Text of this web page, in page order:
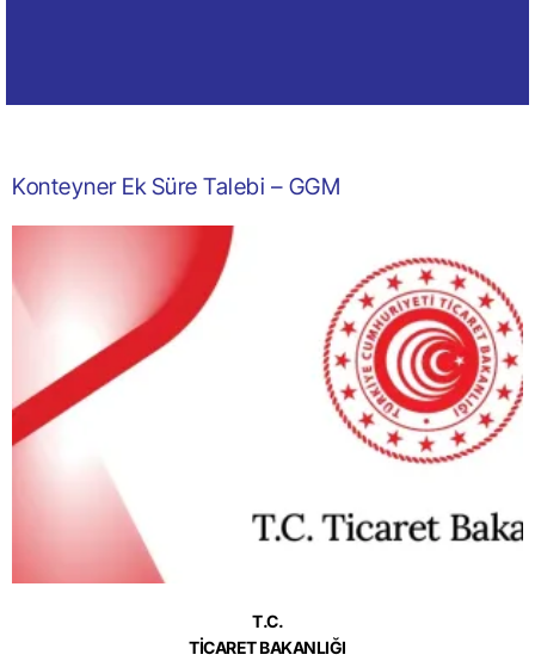
Konteyner Ek Süre Talebi – GGM
T.C.
TİCARET BAKANLIĞI